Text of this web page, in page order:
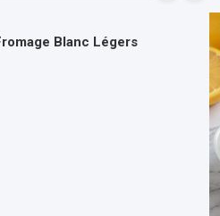
Blanc Légers